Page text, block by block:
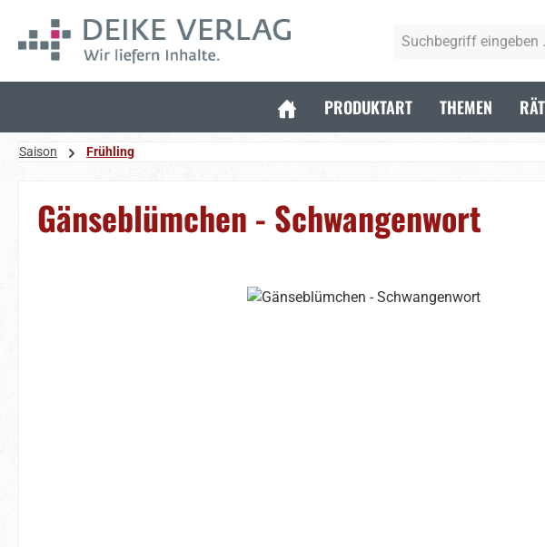
Hauptinhalt springen
Zur Suche springen
Zur Hauptnavigation springen
PRODUKTART THEMEN
Saison Frühling
Gänseblümchen - Schwangenwort